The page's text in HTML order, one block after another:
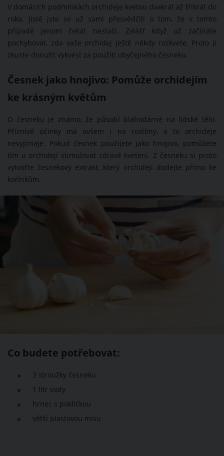
V domácích podmínkách orchideje kvetou dvakrát až třikrát do
roka. Jistě jste se už sami přesvědčili o tom, že v tomto
případě jenom čekat nestačí. Zvlášť když už začínáte
pochybovat, zda vaše orchidej ještě někdy rozkvete. Proto ji
zkuste donutit vykvést za použití obyčejného česneku.
Česnek jako hnojivo: Pomůže orchidejím
ke krásným květům
O česneku je známo, že působí blahodárně na lidské tělo.
Příznivé účinky má ovšem i na rostliny, a to orchideje
nevyjímaje. Pokud česnek použijete jako hnojivo, pomůžete
tím u orchidejí stimulovat zdravé kvetení. Z česneku si proto
vytvořte česnekový extrakt, který orchideji dodejte přímo ke
kořínkům.
ZDROJ: SHUTTERSTOCK.COM
Co budete potřebovat:
3 stroužky česneku
1 litr vody
hrnec s pokličkou
větší plastovou mísu